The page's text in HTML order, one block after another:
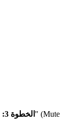
الخطوة 3: